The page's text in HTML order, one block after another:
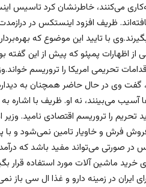
می‌کنند، خاطرنشان کرد تاسیس
ظریف افزود اینستکس در
با تایید این موضوع که
از اظهارات پمپئو که پیش از این گفته
تحریمی امریکا را تروریسم
گفت وی در حال حاضر همچنان به
آسیب می‌بینند،‌ نه او. ظریف با اشاره
تحریم را تروریسم اقتصادی نامید.
فرش و خاویار تامین نمی‌شود و
در صورتی می‌تواند مفید باشد که
خرید ماشین آلات مورد استفاده قرار
ایران در زمینه دارو و غذا ال سی